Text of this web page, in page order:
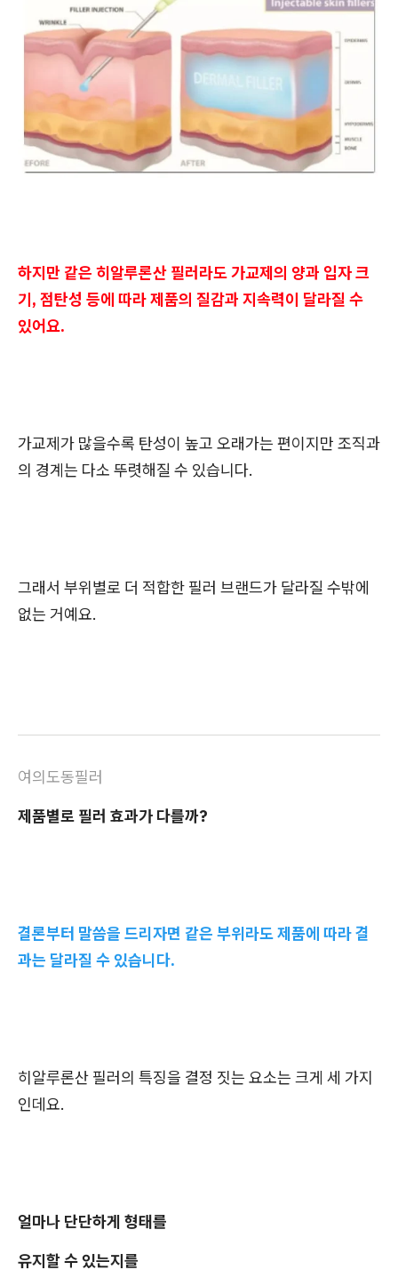
하지만 같은 히알루론산 필러라도 가교제의 양과 입자 크
기, 점탄성 등에 따라 제품의 질감과 지속력이 달라질 수
있어요.
가교제가 많을수록 탄성이 높고 오래가는 편이지만 조직과
의 경계는 다소 뚜렷해질 수 있습니다.
그래서 부위별로 더 적합한 필러 브랜드가 달라질 수밖에
없는 거예요.
여의도동필러
제품별로 필러 효과가 다를까?
결론부터 말씀을 드리자면 같은 부위라도 제품에 따라 결
과는 달라질 수 있습니다.
히알루론산 필러의 특징을 결정 짓는 요소는 크게 세 가지
인데요.
얼마나 단단하게 형태를
유지할 수 있는지를